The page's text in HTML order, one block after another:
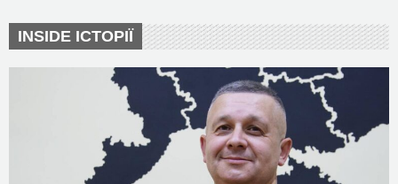
INSIDE ІСТОРІЇ